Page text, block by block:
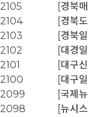
2105
[경북
2104
[경북
2103
[경북
2102
[대경
2101
[대구
2100
[대구
2099
[국제
2098
[뉴시